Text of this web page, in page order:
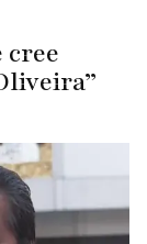
cree